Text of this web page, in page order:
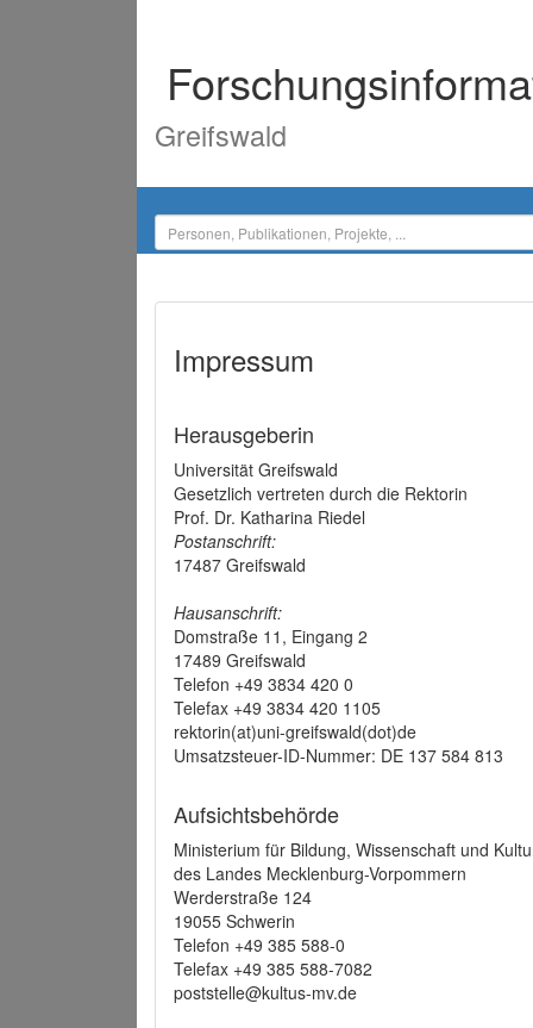
Greifswald
Impressum
Herausgeberin
Universität Greifswald
Gesetzlich vertreten durch die Rektorin
Prof. Dr. Katharina Riedel
Postanschrift:
17487 Greifswald
Hausanschrift:
Domstraße 11, Eingang 2
17489 Greifswald
Telefon +49 3834 420 0
Telefax +49 3834 420 1105
rektorin(at)uni-greifswald(dot)de
Umsatzsteuer-ID-Nummer: DE 137 584 813
Aufsichtsbehörde
Ministerium für Bildung, Wissenschaft und
des Landes Mecklenburg-Vorpommern
Werderstraße 124
19055 Schwerin
Telefon +49 385 588-0
Telefax +49 385 588-7082
poststelle@kultus-mv.de